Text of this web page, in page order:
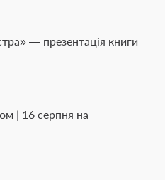
— презентація книги
| 16 серпня на